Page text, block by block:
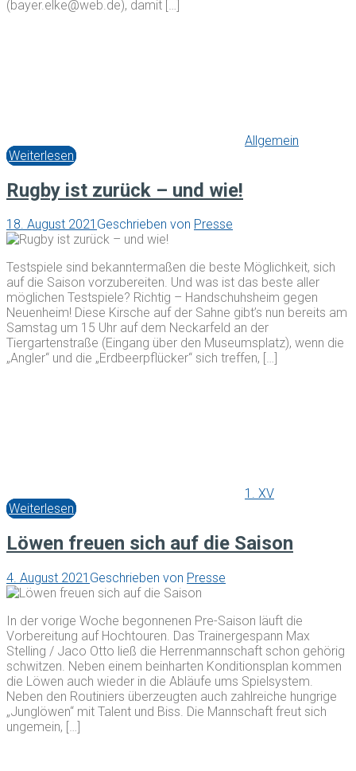
(bayer.elke@web.de), damit […]
Allgemein
Weiterlesen
Rugby ist zurück – und wie!
18. August 2021 Geschrieben von Presse
Testspiele sind bekanntermaßen die beste Möglichkeit, sich
auf die Saison vorzubereiten. Und was ist das beste aller
möglichen Testspiele? Richtig – Handschuhsheim gegen
Neuenheim! Diese Kirsche auf der Sahne gibt’s nun bereits am
Samstag um 15 Uhr auf dem Neckarfeld an der
Tiergartenstraße (Eingang über den Museumsplatz), wenn die
„Angler“ und die „Erdbeerpflücker“ sich treffen, […]
1. XV
Weiterlesen
Löwen freuen sich auf die Saison
4. August 2021 Geschrieben von Presse
In der vorige Woche begonnenen Pre-Saison läuft die
Vorbereitung auf Hochtouren. Das Trainergespann Max
Stelling / Jaco Otto ließ die Herrenmannschaft schon gehörig
schwitzen. Neben einem beinharten Konditionsplan kommen
die Löwen auch wieder in die Abläufe ums Spielsystem.
Neben den Routiniers überzeugten auch zahlreiche hungrige
„Junglöwen“ mit Talent und Biss. Die Mannschaft freut sich
ungemein, […]